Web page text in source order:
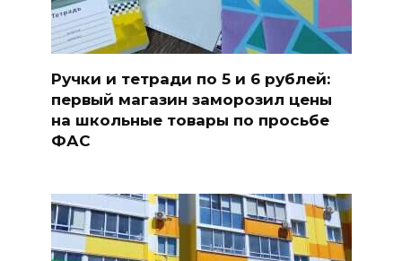
Ручки и тетради по 5 и 6 рублей:
первый магазин заморозил цены
на школьные товары по просьбе
ФАС